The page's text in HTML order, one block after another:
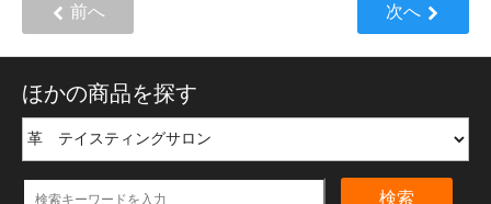
前へ 次へ
ほかの商品を探す
検索